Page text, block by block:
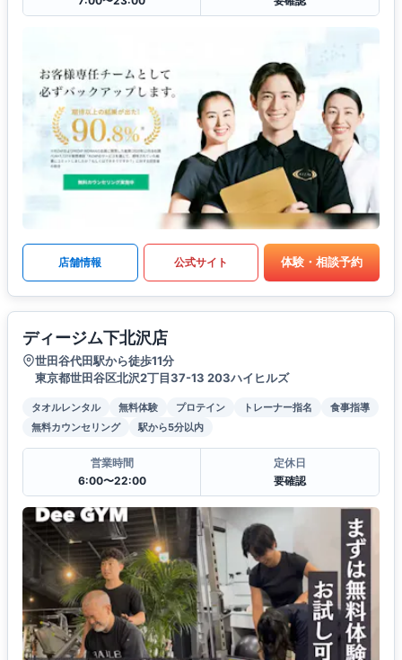
店舗情報 公式サイト 体験・相談予約
ディージム下北沢店
世田谷代田駅から徒歩11分
東京都世田谷区北沢2丁目37-13 203ハイヒルズ
タオルレンタル 無料体験 プロテイン トレーナー指名
食事指導
無料カウンセリング
駅から5分以内
営業時間
6:00〜22:00
定休日
要確認